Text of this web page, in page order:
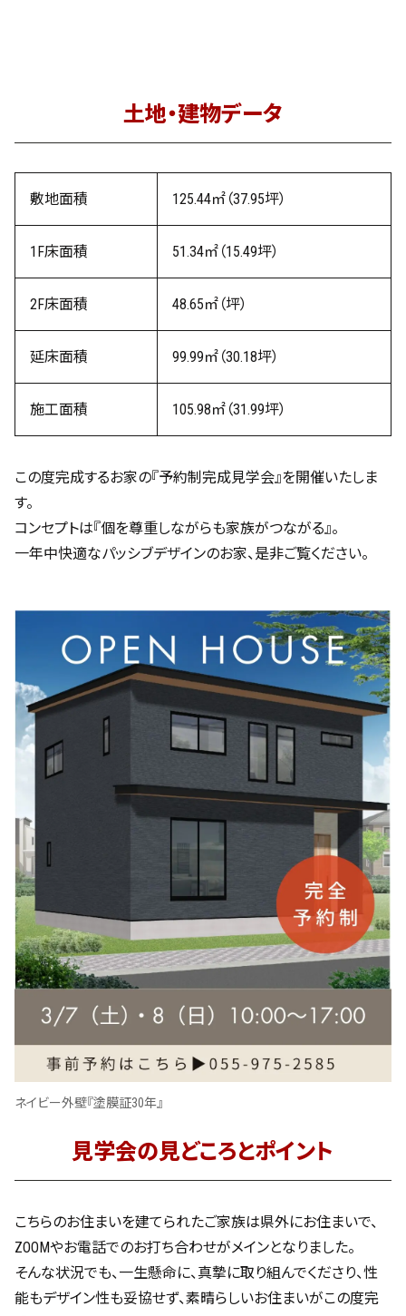
土地・建物データ
敷地面積 125.44㎡（37.95坪）
1F床面積 51.34㎡（15.49坪）
2F床面積 48.65㎡（坪）
延床面積 99.99㎡（30.18坪）
施工面積 105.98㎡（31.99坪）
この度完成するお家の『予約制完成見学会』を開催いたしま
す。
コンセプトは『個を尊重しながらも家族がつながる』。
一年中快適なパッシブデザインのお家、是非ご覧ください。
ネイビー外壁『塗膜証30年』
見学会の見どころとポイント
こちらのお住まいを建てられたご家族は県外にお住まいで、
ZOOMやお電話でのお打ち合わせがメインとなりました。
そんな状況でも、一生懸命に、真摯に取り組んでくださり、性
能もデザイン性も妥協せず、素晴らしいお住まいがこの度完